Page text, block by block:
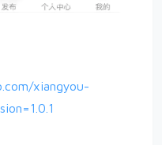
xiangyou-